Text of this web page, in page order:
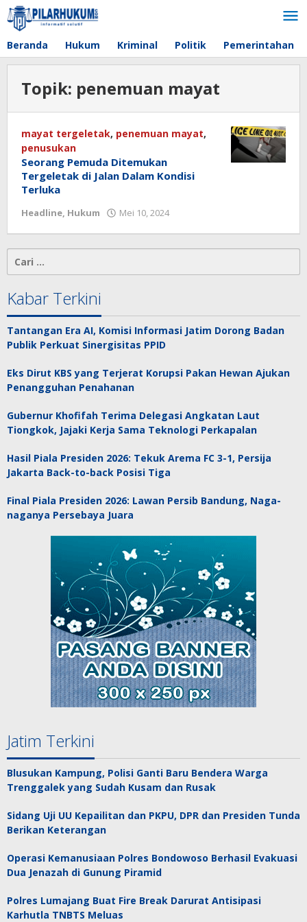
Lewati
ke
konten
Beranda Hukum Kriminal Politik Pemerintahan
Topik: penemuan mayat
mayat tergeletak, penemuan mayat,
penusukan
Seorang Pemuda Ditemukan
Tergeletak di Jalan Dalam Kondisi
Terluka
Headline, Hukum Mei 10, 2024
Cari
untuk:
Kabar Terkini
Tantangan Era AI, Komisi Informasi Jatim Dorong Badan
Publik Perkuat Sinergisitas PPID
Eks Dirut KBS yang Terjerat Korupsi Pakan Hewan Ajukan
Penangguhan Penahanan
Gubernur Khofifah Terima Delegasi Angkatan Laut
Tiongkok, Jajaki Kerja Sama Teknologi Perkapalan
Hasil Piala Presiden 2026: Tekuk Arema FC 3-1, Persija
Jakarta Back-to-back Posisi Tiga
Final Piala Presiden 2026: Lawan Persib Bandung, Naga-
naganya Persebaya Juara
Jatim Terkini
Blusukan Kampung, Polisi Ganti Baru Bendera Warga
Trenggalek yang Sudah Kusam dan Rusak
Sidang Uji UU Kepailitan dan PKPU, DPR dan Presiden Tunda
Berikan Keterangan
Operasi Kemanusiaan Polres Bondowoso Berhasil Evakuasi
Dua Jenazah di Gunung Piramid
Polres Lumajang Buat Fire Break Darurat Antisipasi
Karhutla TNBTS Meluas